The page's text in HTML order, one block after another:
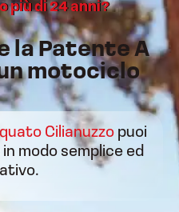
più di 24 anni?
la Patente A
motociclo
Cilianuzzo puoi
modo semplice ed